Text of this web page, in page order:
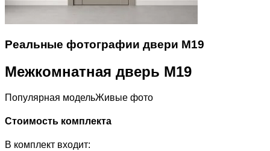
Реальные фотографии двери M19
Межкомнатная дверь M19
Популярная модельЖивые фото
Стоимость комплекта
В комплект входит: